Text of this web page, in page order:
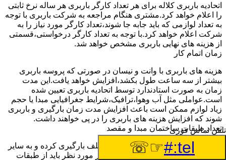
اتحادیه باربری کلاله برای هر تعداد کارگر باربری هر ساله نرخ ثابتی
را اعلام خواهد کرد.مشتری هنگام مراجعه به شرکت باربری با توجه
به تعداد لوازمی که باید جابه جا شوند،تعداد کارگر مورد نیاز را به
شرکت اعلام خواهد کرد.با توجه به تعداد کارگر درخواستی،قسمتی
از هزینه های نهایی باربری مشخص خواهد شد.
زمان اتمام کار
هزینه های باربری با وانت و نیسان در صورتی که پروسه باربری
بیشتر از سه ساعت طول بکشد،افزایش خواهد یافت.این مدت
زمان به صورت استادندارد توسط اتحادیه باربری تعیین شده
است.عواملی مثل آب وهوا،ترافیک،شرایط جغرافیایی مبدا یا حجم
زیاد لوازم ممکن است باعث افزایش مدت زمان بارگیری و باربری
شوند که افزایش هزینه های باربری را در پی خواهند داشت.
تعداد طبقات ساختمان مبدا و مقصد
وانت ها بارهای مختلفی را از نقاط مختلف بارگیری کرده و به سایر
نقاط جابه جا می کنند.در اکثر مواقع بار مورد نظر باید از طبقات
تلفن تماس فوری
tel:#
☞☏